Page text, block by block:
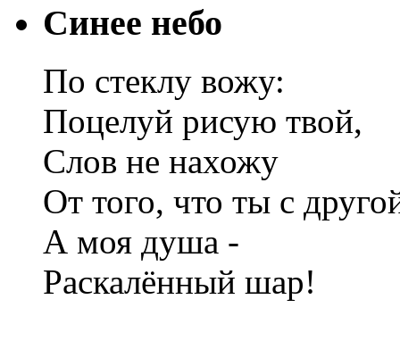
Синее небо
По стеклу вожу:
Поцелуй рисую твой,
Слов не нахожу
От того, что ты с
А моя душа -
Раскалённый шар!